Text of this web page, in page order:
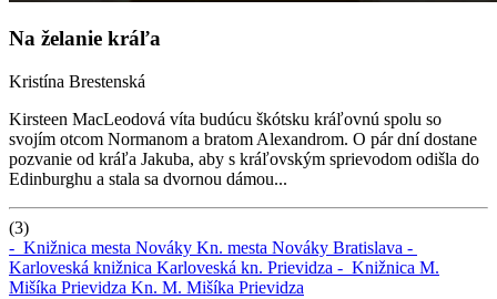
Na želanie kráľa
Kristína Brestenská
Kirsteen MacLeodová víta budúcu škótsku kráľovnú spolu so
svojím otcom Normanom a bratom Alexandrom. O pár dní dostane
pozvanie od kráľa Jakuba, aby s kráľovským sprievodom odišla do
Edinburghu a stala sa dvornou dámou...
(3)
- Knižnica mesta Nováky Kn. mesta Nováky Bratislava -
Karloveská knižnica Karloveská kn. Prievidza - Knižnica M.
Mišíka Prievidza Kn. M. Mišíka Prievidza